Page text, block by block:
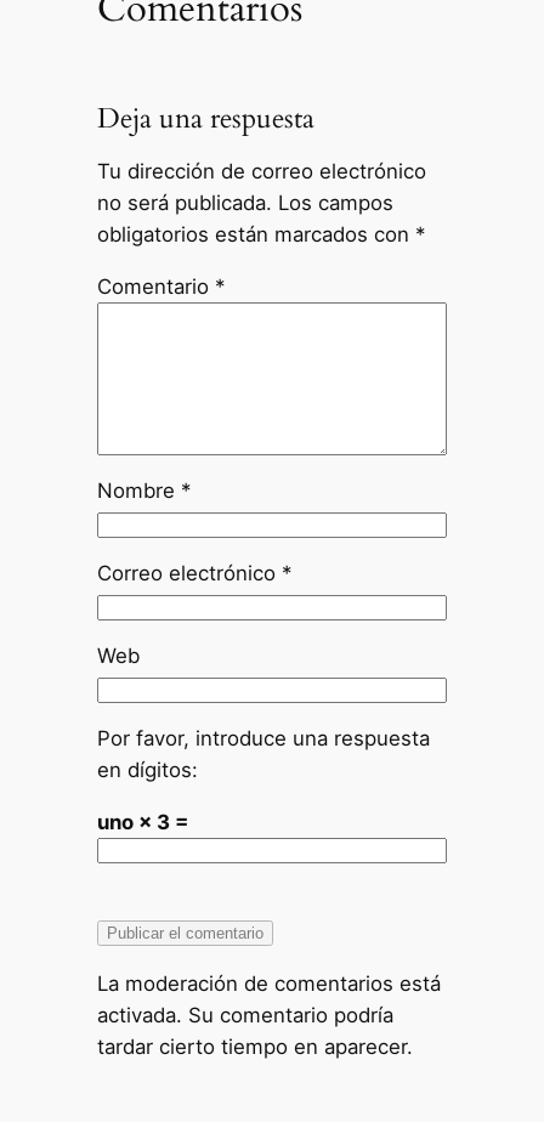
Deja una respuesta
Tu dirección de correo electrónico
no será publicada. Los campos
obligatorios están marcados con *
Comentario *
Nombre *
Correo electrónico *
Web
Por favor, introduce una respuesta
en dígitos:
uno × 3 =
La moderación de comentarios está
activada. Su comentario podría
tardar cierto tiempo en aparecer.